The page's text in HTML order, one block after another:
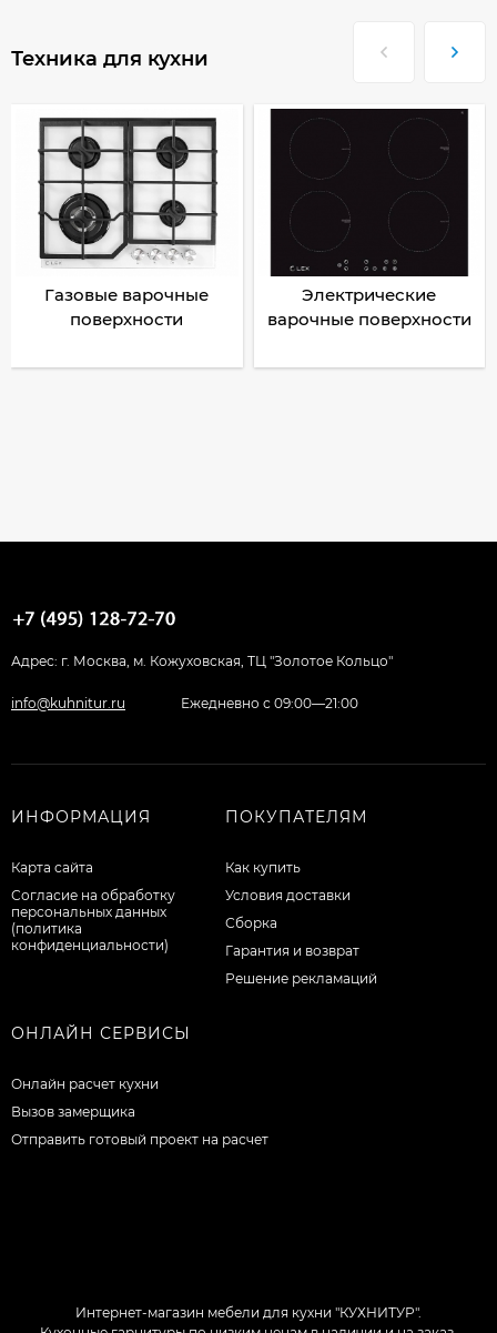
Техника для кухни
Газовые варочные
поверхности
Электрические
варочные поверхности
Адрес: г. Москва, м. Кожуховская, ТЦ "Золотое Кольцо"
info@kuhnitur.ru Ежедневно с 09:00—21:00
ИНФОРМАЦИЯ
Карта сайта
Согласие на обработку
персональных данных
(политика
конфиденциальности)
ПОКУПАТЕЛЯМ
Как купить
Условия доставки
Сборка
Гарантия и возврат
Решение рекламаций
ОНЛАЙН СЕРВИСЫ
Онлайн расчет кухни
Вызов замерщика
Отправить готовый проект на расчет
Интернет-магазин мебели для кухни "КУХНИТУР".